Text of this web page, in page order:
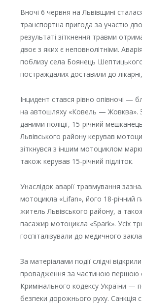
Вночі 6 червня на Львівщині
транспортна пригода за участю
результаті зіткнення травми
двоє з яких є неповнолітніми.
поблизу села Боянець
постраждалих доставили до
Інцидент стався рівно опівночі —
на автошляху «Ковель — Жовква».
даними поліції, 15-річний
Львівського району керував
зіткнувся з іншим мотоциклом
також керував 15-річний підліток.
Унаслідок аварії травмування
мотоцикла «Lifan», його 18-річний
житель Львівського району, а
пасажир мотоцикла «Spark». Усіх
госпіталізували до медичного
За матеріалами події слідчі
провадження за частиною першою
Кримінального кодексу України —
безпеки дорожнього руху. Санкція